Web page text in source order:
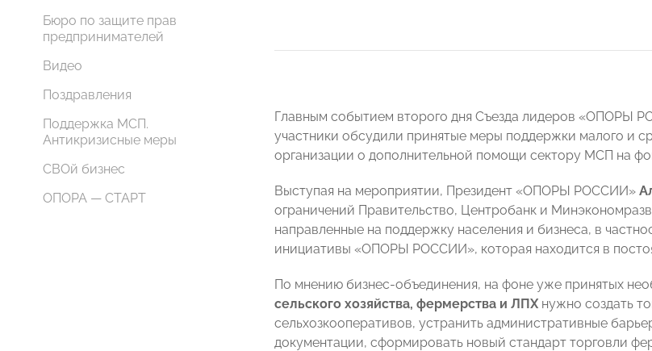
Бюро по защите прав
предпринимателей
Видео
Поздравления
Поддержка МСП.
Антикризисные меры
СВОй бизнес
ОПОРА — СТАРТ
Главным событием второго дня Съезда лидеров «ОПОРЫ
участники обсудили принятые меры поддержки малого и
организации о дополнительной помощи сектору МСП на
Выступая на мероприятии, Президент «ОПОРЫ РОССИИ»
ограничений Правительство, Центробанк и
направленные на поддержку населения и бизнеса, в
инициативы «ОПОРЫ РОССИИ», которая находится в
По мнению бизнес-объединения, на фоне уже принятых
сельского хозяйства, фермерства и ЛПХ нужно создать
сельхозкооперативов, устранить административные
документации, сформировать новый стандарт торговли